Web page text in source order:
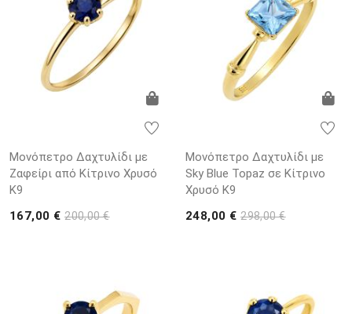
Μονόπετρο Δαχτυλίδι με
Ζαφείρι από Κίτρινο Χρυσό
K9
167,00 €200,00 €
Μονόπετρο Δαχτυλίδι με
Sky Blue Topaz σε Κίτρινο
Χρυσό K9
248,00 €298,00 €